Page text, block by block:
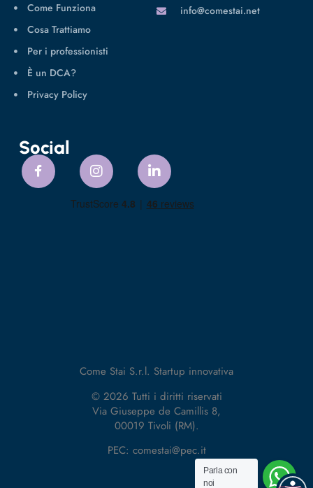
Come Funziona
Cosa Trattiamo
Per i professionisti
È un DCA?
Privacy Policy
info@comestai.net
Social
Come Stai S.r.l. Startup innovativa
© 2026 Tutti i diritti riservati
Via Giuseppe de Camillis 8,
00019 Tivoli (RM).
PEC: comestai@pec.it
Parla con
noi